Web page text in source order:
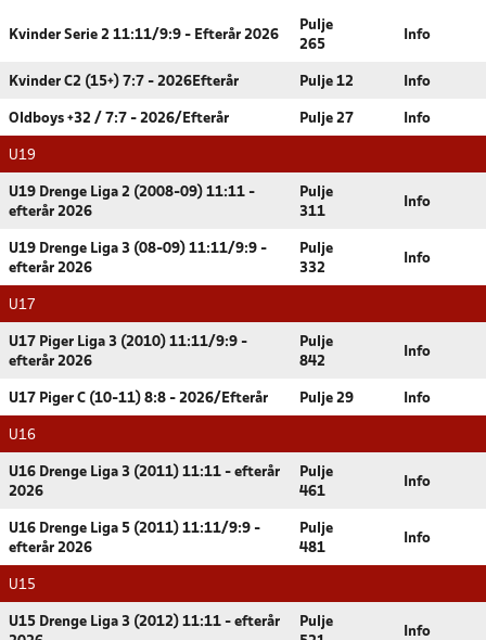
Kvinder Serie 2 11:11/9:9 - Efterår 2026
Pulje
265
Info
Kvinder C2 (15+) 7:7 - 2026Efterår Pulje 12 Info
Oldboys +32 / 7:7 - 2026/Efterår Pulje 27 Info
U19
U19 Drenge Liga 2 (2008-09) 11:11 -
efterår 2026
Pulje
311
Info
U19 Drenge Liga 3 (08-09) 11:11/9:9 -
efterår 2026
Pulje
332
Info
U17
U17 Piger Liga 3 (2010) 11:11/9:9 -
efterår 2026
Pulje
842
Info
U17 Piger C (10-11) 8:8 - 2026/Efterår Pulje 29 Info
U16
U16 Drenge Liga 3 (2011) 11:11 - efterår
2026
Pulje
461
Info
U16 Drenge Liga 5 (2011) 11:11/9:9 -
efterår 2026
Pulje
481
Info
U15
U15 Drenge Liga 3 (2012) 11:11 - efterår
Pulje
Info